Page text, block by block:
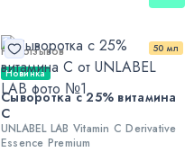
50 мл
Нет отзывов
Новинка
Сыворотка с 25% витамина
С
UNLABEL LAB Vitamin C Derivative
Essence Premium